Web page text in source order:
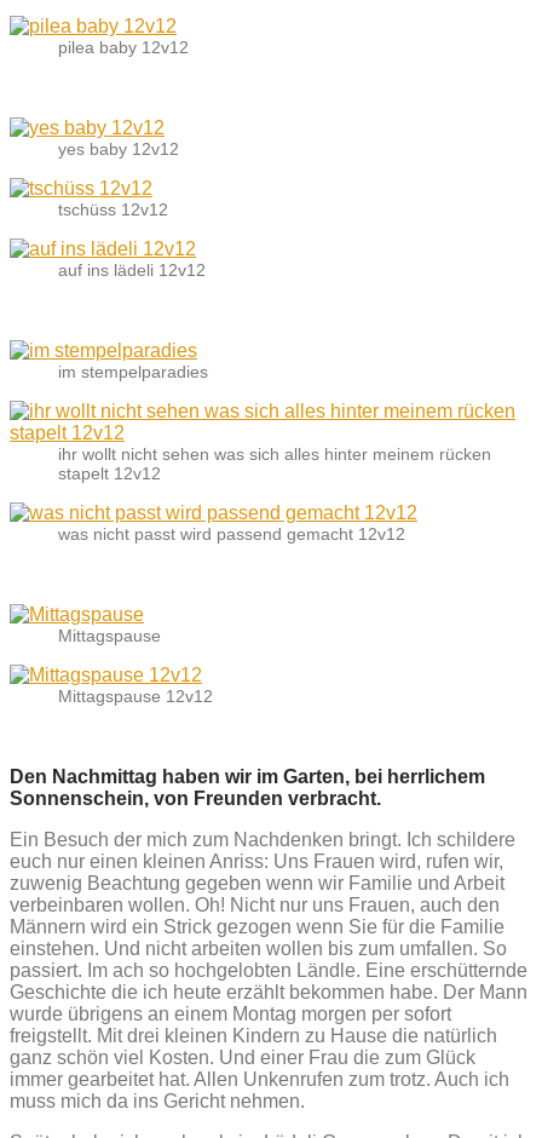
pilea baby 12v12
yes baby 12v12
tschüss 12v12
auf ins lädeli 12v12
im stempelparadies
ihr wollt nicht sehen was sich alles hinter meinem rücken
stapelt 12v12
was nicht passt wird passend gemacht 12v12
Mittagspause
Mittagspause 12v12
Den Nachmittag haben wir im Garten, bei herrlichem
Sonnenschein, von Freunden verbracht.
Ein Besuch der mich zum Nachdenken bringt. Ich schildere
euch nur einen kleinen Anriss: Uns Frauen wird, rufen wir,
zuwenig Beachtung gegeben wenn wir Familie und Arbeit
verbeinbaren wollen. Oh! Nicht nur uns Frauen, auch den
Männern wird ein Strick gezogen wenn Sie für die Familie
einstehen. Und nicht arbeiten wollen bis zum umfallen. So
passiert. Im ach so hochgelobten Ländle. Eine erschütternde
Geschichte die ich heute erzählt bekommen habe. Der Mann
wurde übrigens an einem Montag morgen per sofort
freigstellt. Mit drei kleinen Kindern zu Hause die natürlich
ganz schön viel Kosten. Und einer Frau die zum Glück
immer gearbeitet hat. Allen Unkenrufen zum trotz. Auch ich
muss mich da ins Gericht nehmen.